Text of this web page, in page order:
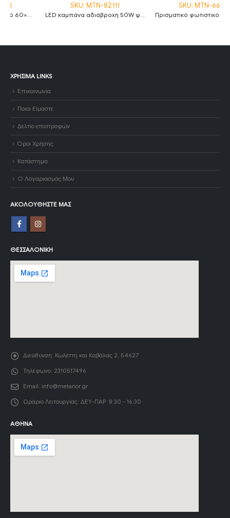
SKU: MTN-82111
LED καμπάνα αδιάβροχη 50W ψυχρό λευκό 6000K 120° MTN-82111
SKU: MTN-66771
Πρισματικό φωτιστικό LED 40W 6000K ψυχρό λευκό 120cm IP20 MTN-66771
ΧΡΉΣΙΜΑ LINKS
Επικοινωνία
Ποιοι Είμαστε
Δελτίο επιστροφών
Όροι Χρήσης
Κατάστημα
Ο Λογαριασμός Μου
ΑΚΟΛΟΥΘΉΣΤΕ ΜΑΣ
ΘΕΣΣΑΛΟΝΊΚΗ
Διεύθυνση: Κωλέττη και Καβάλας 2, 54627
Τηλέφωνο: 2310517496
Email: info@metanor.gr
Ωράριο Λειτουργίας: ΔΕΥ-ΠΑΡ: 8:30 - 16:30
ΑΘΉΝΑ